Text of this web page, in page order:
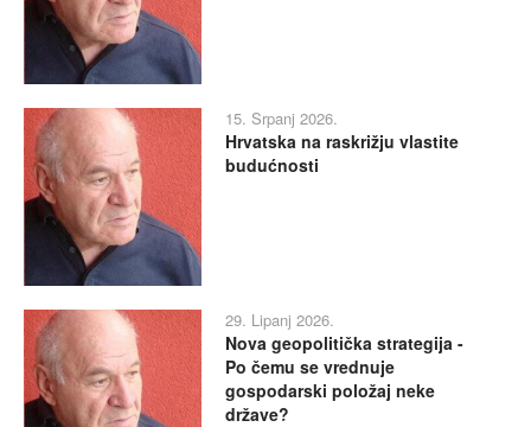
15. Srpanj 2026.
Hrvatska na raskrižju vlastite
budućnosti
29. Lipanj 2026.
Nova geopolitička strategija -
Po čemu se vrednuje
gospodarski položaj neke
države?